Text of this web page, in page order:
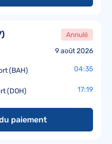
9 août 2026
) Annulé
(BAH) 04:35
(DOH) 17:19
paiement